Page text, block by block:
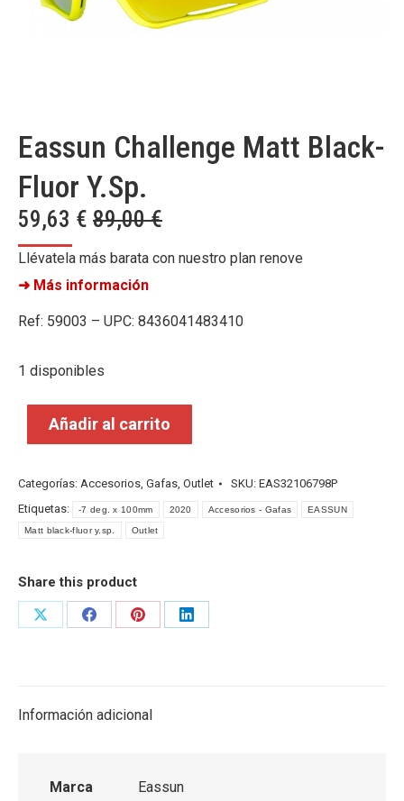
Eassun Challenge Matt Black-
Fluor Y.Sp.
59,63 € 89,00€
Llévatela más barata con nuestro plan renove
➜ Más información
Ref: 59003 – UPC: 8436041483410
1 disponibles
Añadir al carrito
Categorías: Accesorios, Gafas, Outlet SKU: EAS32106798P
Etiquetas:
-7 deg. x 100mm 2020 Accesorios - Gafas EASSUN
Matt black-fluor y.sp. Outlet
Share this product
Share
Share
Share
Share
Información adicional
Marca
Eassun